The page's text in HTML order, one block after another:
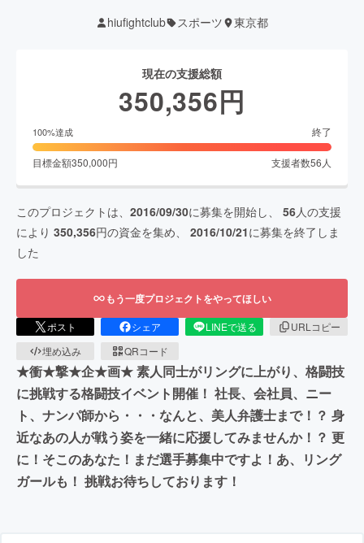
hiufightclub スポーツ 東京都
現在の支援総額
350,356円
100%達成 終了
目標金額350,000円 支援者数56 人
このプロジェクトは、 2016/09/30に募集を開始し、 56人の支援
により 350,356円の資金を集め、 2016/10/21に募集を終了しま
した
もう一度プロジェクトをやってほしい
ポスト シェア LINEで送る
URLコピー
埋め込み
QRコード
★衝★撃★企★画★ 素人同士がリングに上がり、格闘技
に挑戦する格闘技イベント開催！ 社長、会社員、ニー
ト、ナンパ師から・・・なんと、美人弁護士まで！？ 身
近なあの人が戦う姿を一緒に応援してみませんか！？ 更
に！そこのあなた！まだ選手募集中ですよ！あ、リング
ガールも！ 挑戦お待ちしております！